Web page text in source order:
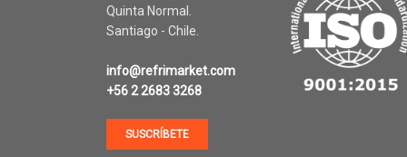
Quinta Normal.
Santiago - Chile.
info@refrimarket.com
+56 2 2683 3268
SUSCRÍBETE